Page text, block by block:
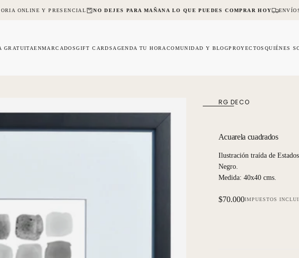
ONLINE Y PRESENCIAL NO DEJES PARA MAÑANA LO QUE PUEDES COMPRAR HOY
GRATUITAENMARCADOSGIFT CARDS AGENDA TU HORA COMUNIDAD Y BLOGPROYECTOS QUIÉNES
RG DECO
Acuarela cuadrados
Ilustración traída de
Negro.
Medida: 40x40 cms.
Precio
$70.000IMPUESTOS